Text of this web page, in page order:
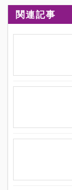
関連記事